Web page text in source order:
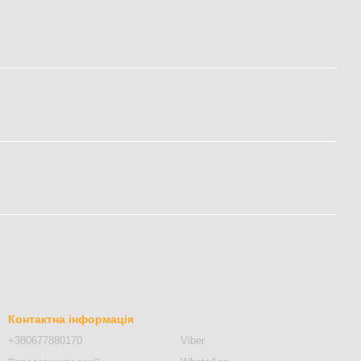
Контактна інформація
+380677880170
Viber